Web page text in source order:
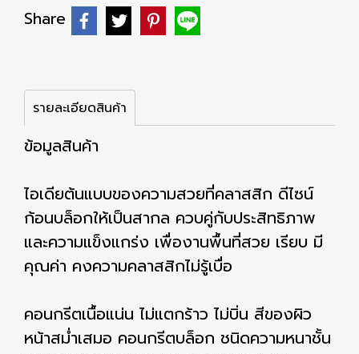
Share
รายละเอียดสินค้า
ข้อมูลสินค้า
ไอเดียต้นแบบของความสวยที่คลาสสิก ดีไซน์
ก้อนบล็อกให้เป็นสากล ควบคู่กับประสิทธิภาพ
และความแข็งแกร่ง เพื่องานพื้นที่สวย เรียบ มี
คุณค่า คงความคลาสสิกไม่รู้เบื่อ
คอนกรีตเนื้อแน่น ไม่แตกร้าว ไม่บิ่น สีของผิว
หน้าสม่ำเสมอ คอนกรีตบล็อก ชนิดความหนาชั้น